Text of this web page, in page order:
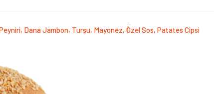
Dana Jambon, Turşu, Mayonez, Özel Sos, Patates Cipsi